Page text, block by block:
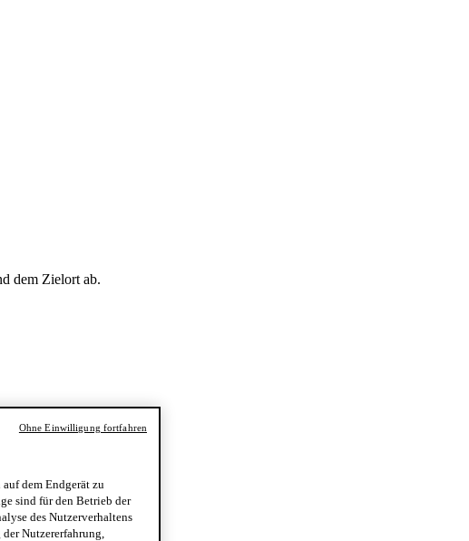
dem Zielort ab.
dem Endgerät zu
sind für den Betrieb der
des Nutzerverhaltens
der Nutzererfahrung,
Ohne Einwilligung fortfahren